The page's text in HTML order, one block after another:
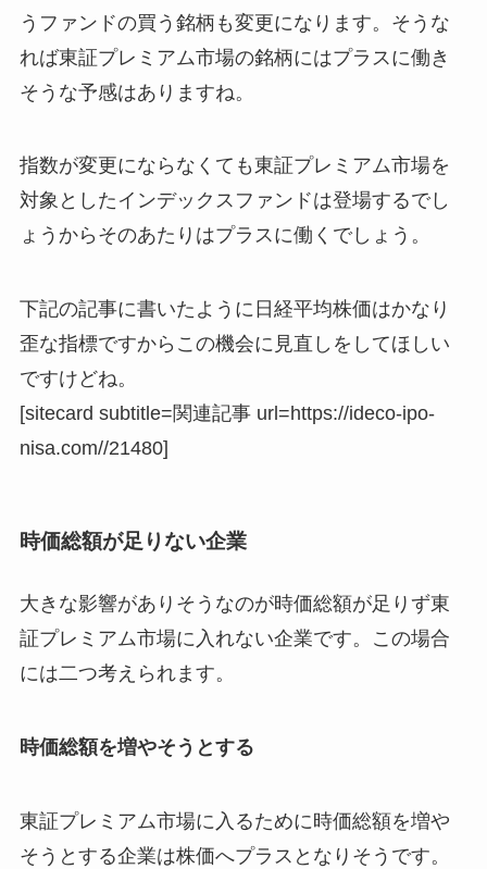
うファンドの買う銘柄も変更になります。そうな
れば東証プレミアム市場の銘柄にはプラスに働き
そうな予感はありますね。
指数が変更にならなくても東証プレミアム市場を
対象としたインデックスファンドは登場するでし
ょうからそのあたりはプラスに働くでしょう。
下記の記事に書いたように日経平均株価はかなり
歪な指標ですからこの機会に見直しをしてほしい
ですけどね。
[sitecard subtitle=関連記事 url=https://ideco-ipo-
nisa.com//21480]
時価総額が足りない企業
大きな影響がありそうなのが時価総額が足りず東
証プレミアム市場に入れない企業です。この場合
には二つ考えられます。
時価総額を増やそうとする
東証プレミアム市場に入るために時価総額を増や
そうとする企業は株価へプラス となりそうです。